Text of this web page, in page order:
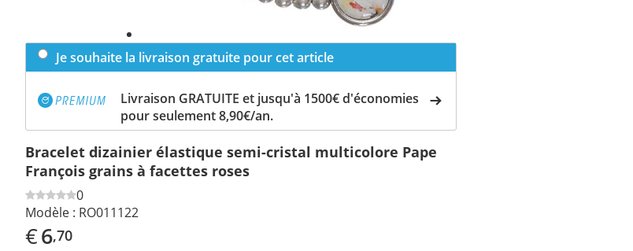
Je souhaite la livraison gratuite pour cet article
Livraison GRATUITE et jusqu'à 1500€ d'économies
pour seulement 8,90€/an.
Bracelet dizainier élastique semi-cristal multicolore Pape
François grains à facettes roses
0
Modèle : RO011122
€6,70